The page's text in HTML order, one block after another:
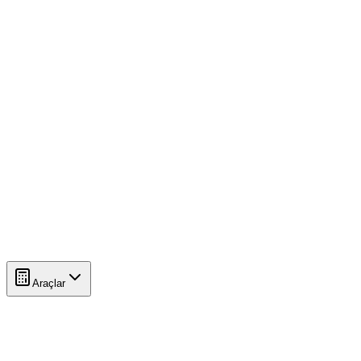
Araçlar